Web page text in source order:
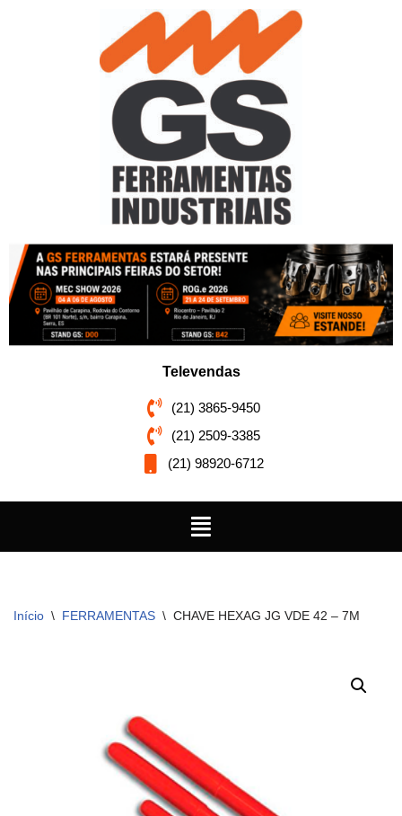
Televendas
(21) 3865-9450
(21) 2509-3385
(21) 98920-6712
Início \ FERRAMENTAS \ CHAVE HEXAG JG VDE 42 – 7M